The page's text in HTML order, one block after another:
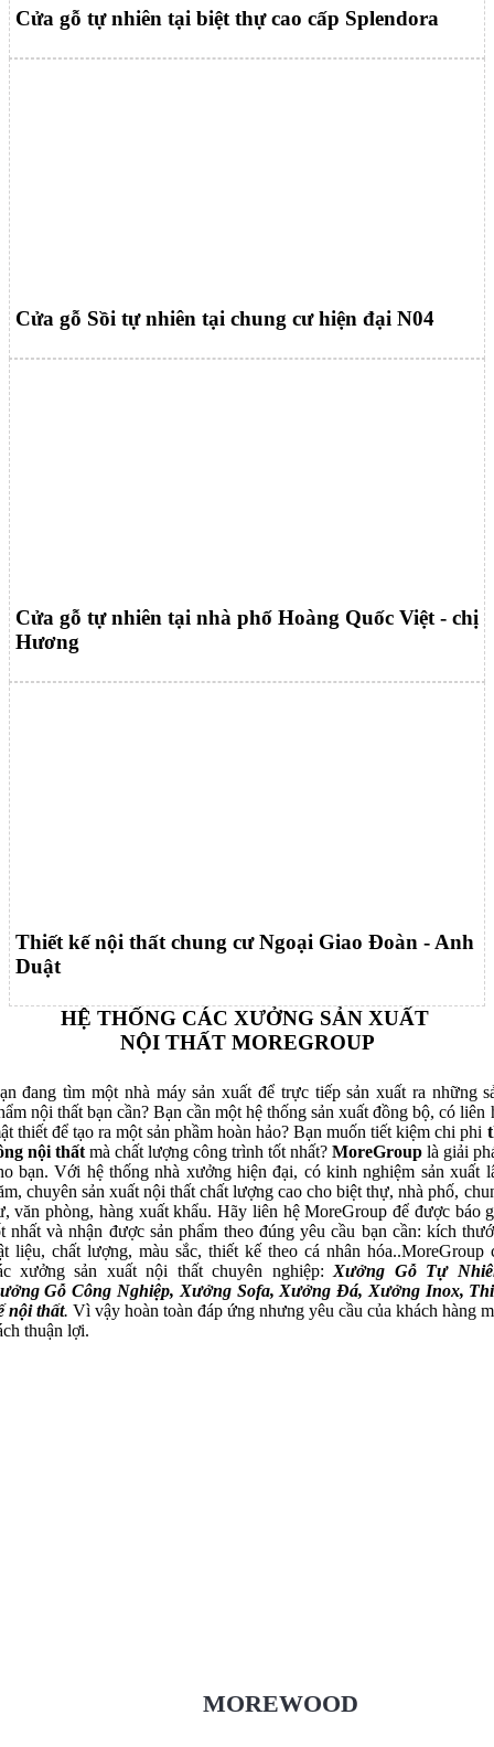
Cửa gỗ tự nhiên tại biệt thự cao cấp Splendora
Cửa gỗ Sồi tự nhiên tại chung cư hiện đại N04
Cửa gỗ tự nhiên tại nhà phố Hoàng Quốc Việt - chị
Hương
Thiết kế nội thất chung cư Ngoại Giao Đoàn - Anh
Duật
HỆ THỐNG CÁC XƯỞNG SẢN XUẤT
NỘI THẤT MOREGROUP
đang tìm một nhà máy sản xuất để trực tiếp sản xuất ra những
nội thất bạn cần? Bạn cần một hệ thống sản xuất đồng bộ, có liên
thiết để tạo ra một sản phầm hoàn hảo? Bạn muốn tiết kiệm chi phi
nội thấtmà chất lượng công trình tốt nhất? MoreGrouplà giải
bạn. Với hệ thống nhà xưởng hiện đại, có kinh nghiệm sản xuất
chuyên sản xuất nội thất chất lượng cao cho biệt thự, nhà phố,
văn phòng, hàng xuất khẩu. Hãy liên hệ MoreGroup để được báo
nhất và nhận được sản phẩm theo đúng yêu cầu bạn cần: kích
liệu, chất lượng, màu sắc, thiết kế theo cá nhân hóa..MoreGroup
xưởng sản xuất nội thất chuyên nghiệp: Xưởng Gỗ Tự
Gỗ Công Nghiệp, Xưởng Sofa, Xưởng Đá, Xưởng Inox,
nội thất. Vì vậy hoàn toàn đáp ứng nhưng yêu cầu của khách hàng
thuận lợi.
MOREWOOD